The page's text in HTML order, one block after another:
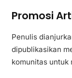
Promosi
Penulis
dipublikasikan
komunitas untuk